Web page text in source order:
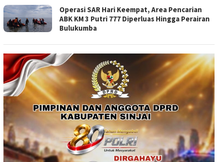
Operasi SAR Hari Keempat, Area Pencarian
ABK KM 3 Putri 777 Diperluas Hingga Perairan
Bulukumba